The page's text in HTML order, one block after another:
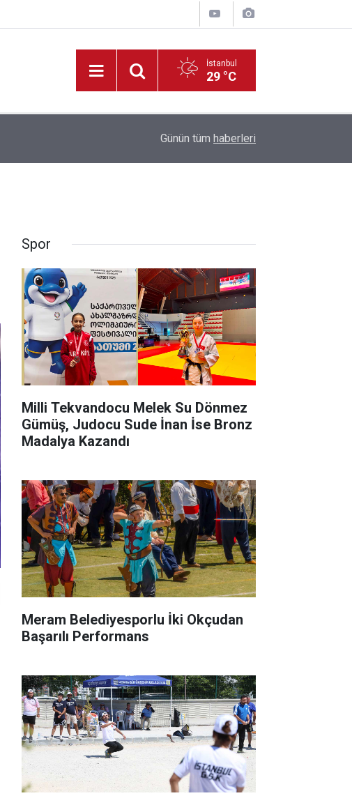
İstanbul
29 °C
Müdür Yiğit’ten, Tadilatı Devam Eden Okullara
Günün tüm haberleri
Spor
Milli Tekvandocu Melek Su Dönmez
Gümüş, Judocu Sude İnan İse Bronz
Madalya Kazandı
Meram Belediyesporlu İki Okçudan
Başarılı Performans